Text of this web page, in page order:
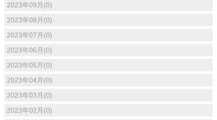
2023年09月(0)
2023年08月(0)
2023年07月(0)
2023年06月(0)
2023年05月(0)
2023年04月(0)
2023年03月(0)
2023年02月(0)